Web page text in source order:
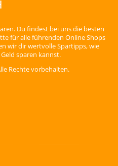
Du findest bei uns die besten
für alle führenden Online Shops
wir dir wertvolle Spartipps, wie
sparen kannst.
Rechte vorbehalten.